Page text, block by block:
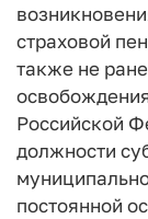
страховой
также не
Российской
должности
постоянной